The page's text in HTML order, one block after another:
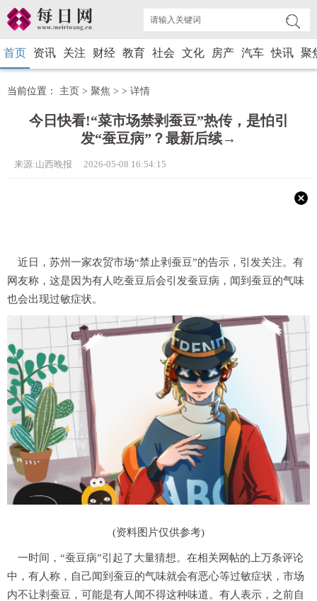
首页 资讯 关注 财经 教育 社会 文化 房产 汽车 快讯 聚
当前位置： 主页 > 聚焦 > > 详情
今日快看!“菜市场禁剥蚕豆”热传，是怕引
发“蚕豆病”？最新后续→
来源:山西晚报 2026-05-08 16:54:15
近日，苏州一家农贸市场“禁止剥蚕豆”的告示，引发关注。有
网友称，这是因为有人吃蚕豆后会引发蚕豆病，闻到蚕豆的气味
也会出现过敏症状。
(资料图片仅供参考)
一时间，“蚕豆病”引起了大量猜想。在相关网帖的上万条评论
中，有人称，自己闻到蚕豆的气味就会有恶心等过敏症状，市场
内不让剥蚕豆，可能是有人闻不得这种味道。有人表示，之前自